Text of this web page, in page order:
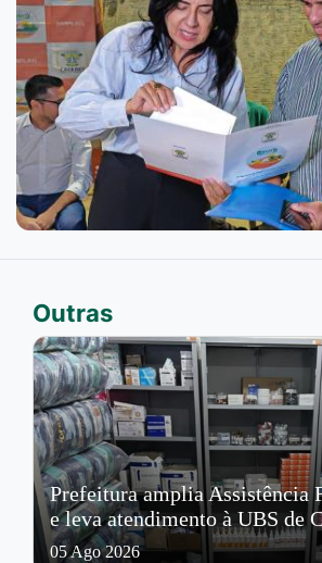
Outras
Prefeitura amplia Assistência
e leva atendimento à UBS de
05 Ago 2026